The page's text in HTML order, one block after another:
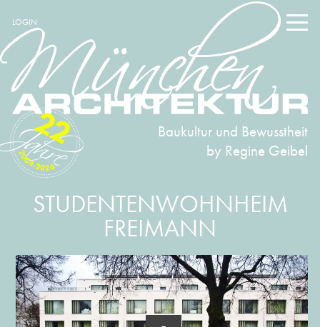
LOGIN
Baukultur und Bewusstheit
by Regine Geibel
2004-2026
22
STUDENTENWOHNHEIM
FREIMANN